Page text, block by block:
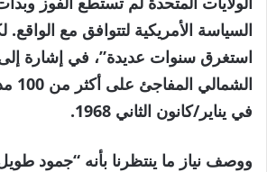
السياسة الأمريكية لتتوافق مع الواقع.
استغرق سنوات عديدة”، في إشارة إلى
في يناير/كانون الثاني 1968.
ووصف نياز ما ينتظرنا بأنه “جمود طويل